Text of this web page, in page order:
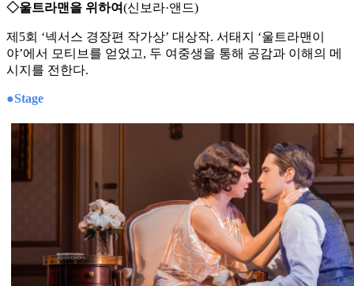
◇울트라맨을 위하여(신보라·앤드)
제5회 ‘넥서스 경장편 작가상’ 대상작. 서태지 ‘울트라맨이
야’에서 모티브를 얻었고, 두 여중생을 통해 공감과 이해의 메
시지를 전한다.
●Stage